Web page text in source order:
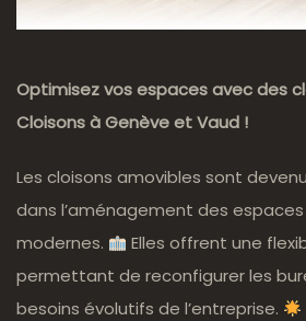
Optimisez vos espaces avec des
Cloisons à Genève et Vaud !
Les cloisons amovibles sont
dans l’aménagement des
modernes.
Elles offrent une
permettant de reconfigurer les
besoins évolutifs de l’entreprise.